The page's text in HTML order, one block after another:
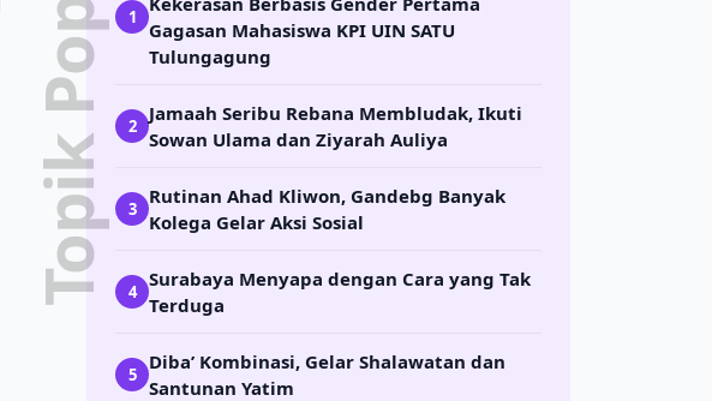
1
Gagasan Mahasiswa KPI UIN SATU
Tulungagung
2
Jamaah Seribu Rebana Membludak, Ikuti
Sowan Ulama dan Ziyarah Auliya
3
Rutinan Ahad Kliwon, Gandebg Banyak
Kolega Gelar Aksi Sosial
4
Surabaya Menyapa dengan Cara yang Tak
Terduga
5
Diba’ Kombinasi, Gelar Shalawatan dan
Santunan Yatim